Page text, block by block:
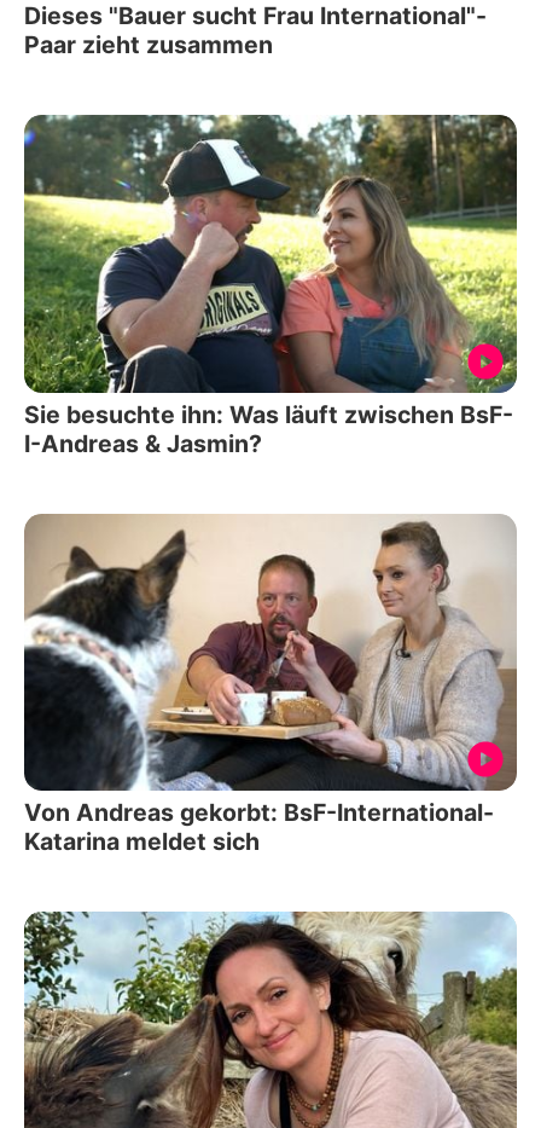
Dieses "Bauer sucht Frau International"-
Paar zieht zusammen
Sie besuchte ihn: Was läuft zwischen BsF-
I-Andreas & Jasmin?
Von Andreas gekorbt: BsF-International-
Katarina meldet sich